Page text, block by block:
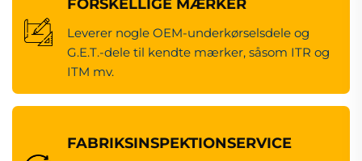
FORSKELLIGE MÆRKER
Leverer nogle OEM-underkørselsdele og
G.E.T.-dele til kendte mærker, såsom ITR og
ITM mv.
FABRIKSINSPEKTIONSERVICE